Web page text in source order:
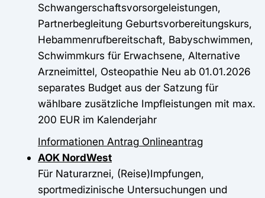
Schwangerschaftsvorsorgeleistungen,
Partnerbegleitung Geburtsvorbereitungskurs,
Hebammenrufbereitschaft, Babyschwimmen,
Schwimmkurs für Erwachsene, Alternative
Arzneimittel, Osteopathie Neu ab 01.01.2026
separates Budget aus der Satzung für
wählbare zusätzliche Impfleistungen mit max.
200 EUR im Kalenderjahr
Informationen Antrag Onlineantrag
AOK NordWest
Für Naturarznei, (Reise)Impfungen,
sportmedizinische Untersuchungen und